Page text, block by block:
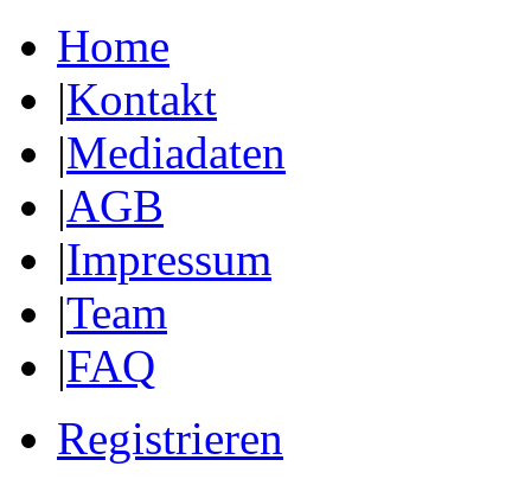
Home
|Kontakt
|Mediadaten
|AGB
|Impressum
|Team
|FAQ
Registrieren